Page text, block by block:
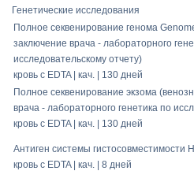
Генетические исследования
Полное секвенирование генома
заключение врача - лабораторного
исследовательскому отчету)
кровь с EDTA | кач. | 130 дней
Полное секвенирование экзома
врача - лабораторного генетика по
кровь с EDTA | кач. | 130 дней
Антиген системы гистосовместимости
кровь с EDTA | кач. | 8 дней